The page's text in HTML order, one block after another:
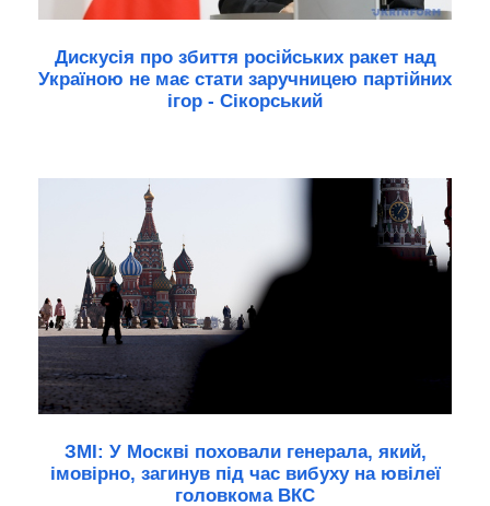
Дискусія про збиття російських ракет над
Україною не має стати заручницею партійних
ігор - Сікорський
ЗМІ: У Москві поховали генерала, який,
імовірно, загинув під час вибуху на ювілеї
головкома ВКС